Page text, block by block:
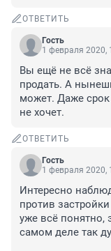
ОТВЕТИТЬ
Гость
1 февраля 2020,
Вы ещё не всё
продать. А
может. Даже
не хочет.
ОТВЕТИТЬ
Гость
1 февраля 2020,
Интересно
против
уже всё понятно,
самом деле так